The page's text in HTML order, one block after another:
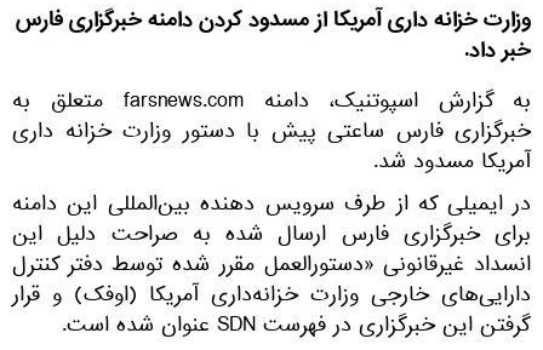
وزارت خزانه داری آمریکا از مسدود کردن دامنه خبرگزاری فارس
خبر داد.
به گزارش اسپوتنیک، دامنه farsnews.com متعلق به
خبرگزاری فارس ساعتی پیش با دستور وزارت خزانه‌ داری
آمریکا مسدود شد.
در ایمیلی که از طرف سرویس دهنده بین‌المللی این دامنه
برای خبرگزاری فارس ارسال شده به صراحت دلیل این
انسداد غیرقانونی «دستورالعمل مقرر شده توسط دفتر کنترل
دارایی‌های خارجی وزارت خزانه‌داری آمریکا (اوفک) و قرار
گرفتن این خبرگزاری در فهرست SDN عنوان شده است.